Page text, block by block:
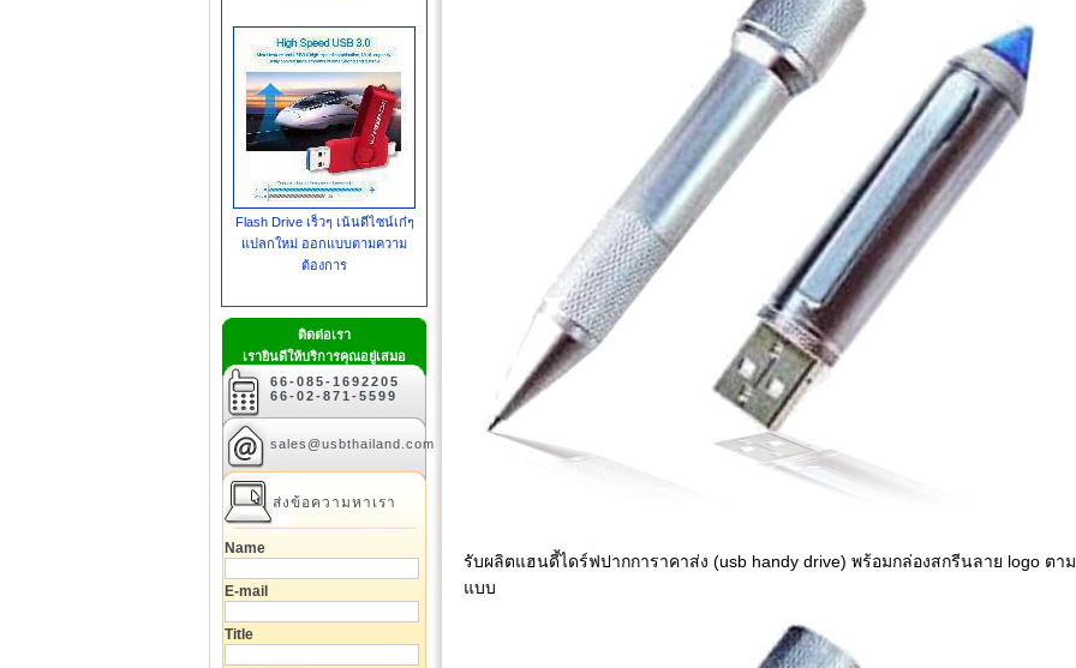
รับผลิตแฮนดี้ไดร์ฟปากการาคาส่ง (usb handy drive) พร้อมกล่องสกรีนลาย logo ตา
แบบ
Flash Drive เร็วๆ เน้นดีไซน์เก๋ๆ
แปลกใหม่ ออกแบบตามความ
ต้องการ
ติดต่อเรา
เรายินดีให้บริการคุณอยู่เสมอ
66-085-1692205
66-02-871-5599
sales@usbthailand.com
ส่งข้อความหาเรา
Name
E-mail
Title